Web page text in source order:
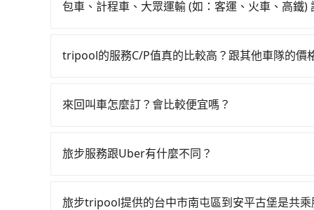
時1小時57分鐘。選擇搭乘高鐵而不預約包車，不
預估進去，但額外的汽車保險與可能的罰單都需
理，每一次租車都好像在開樂透一樣。另外，偶
遇到下雨天或者載行李時，就顯得非常不便。
到車，也可考慮打電話至附近的計程車隊，如中
市有些計程車司機不按錶計費，約有27%會採現
包車、計程車、大眾運輸 (如：客運、火車、高鐵)
程車最貴，而大眾運輸通常較便宜。 行程：需多
可選用大眾運輸。 便利性：需要便利性和方便性
tripool的服務C/P值真的比較高？跟其他車隊的價
的台灣大車隊、大都會、LINE Taxi、Uber，機
務，是絕大多數乘客出行的最佳選擇。
來回叫車怎麼訂？會比較便宜嗎？
定。至於價格已經市場最優惠，並無特別針對來
旅步服務跟Uber有什麼不同？
區。 (4) 有較為嚴謹的乘車時間與取消政策。
旅步tripool提供的台中市南屯區到安平古堡是共乘